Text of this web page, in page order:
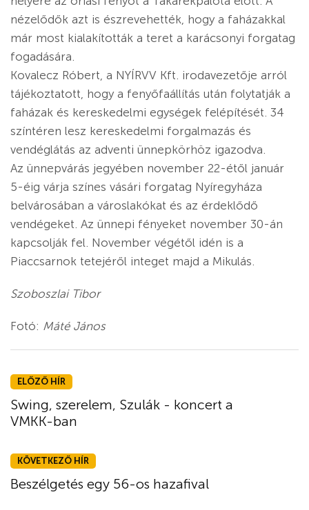
nézelődők azt is észrevehették, hogy a faházakkal
már most kialakították a teret a karácsonyi forgatag
fogadására.
Kovalecz Róbert, a NYÍRVV Kft. irodavezetője arról
tájékoztatott, hogy a fenyőfaállítás után folytatják a
faházak és kereskedelmi egységek felépítését. 34
színtéren lesz kereskedelmi forgalmazás és
vendéglátás az adventi ünnepkörhöz igazodva.
Az ünnepvárás jegyében november 22-étől január
5-éig várja színes vásári forgatag Nyíregyháza
belvárosában a városlakókat és az érdeklődő
vendégeket. Az ünnepi fényeket november 30-án
kapcsolják fel. November végétől idén is a
Piaccsarnok tetejéről integet majd a Mikulás.
Szoboszlai Tibor
Fotó: Máté János
ELŐZŐ HÍR
Swing, szerelem, Szulák - koncert a
VMKK-ban
KÖVETKEZŐ HÍR
Beszélgetés egy 56-os hazafival